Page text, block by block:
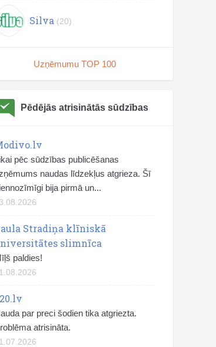
Silva (20)
Uzņēmumu TOP 100
Pēdējās atrisinātās sūdzības
pēc sūdzības publicēšanas
naudas līdzekļus atgrieza. Šī
bija pirmā un...
Stradiņa klīniskā
slimnīca
paldies!
par preci šodien tika atgriezta.
atrisināta.